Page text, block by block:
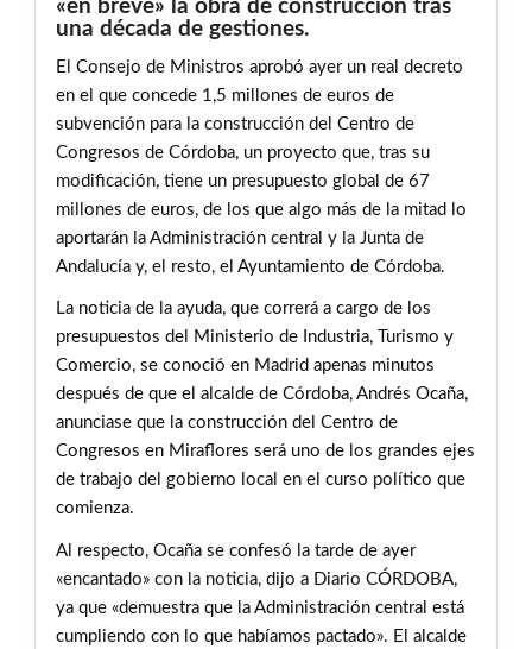
«en breve» la obra de construcción tras
una década de gestiones.
El Consejo de Ministros aprobó ayer un real decreto
en el que concede 1,5 millones de euros de
subvención para la construcción del Centro de
Congresos de Córdoba, un proyecto que, tras su
modificación, tiene un presupuesto global de 67
millones de euros, de los que algo más de la mitad lo
aportarán la Administración central y la Junta de
Andalucía y, el resto, el Ayuntamiento de Córdoba.
La noticia de la ayuda, que correrá a cargo de los
presupuestos del Ministerio de Industria, Turismo y
Comercio, se conoció en Madrid apenas minutos
después de que el alcalde de Córdoba, Andrés Ocaña,
anunciase que la construcción del Centro de
Congresos en Miraflores será uno de los grandes ejes
de trabajo del gobierno local en el curso político que
comienza.
Al respecto, Ocaña se confesó la tarde de ayer
«encantado» con la noticia, dijo a Diario CÓRDOBA,
ya que «demuestra que la Administración central está
cumpliendo con lo que habíamos pactado». El alcalde